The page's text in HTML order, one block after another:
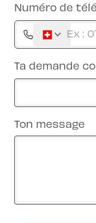
Numéro de
Ta demande
Ton message